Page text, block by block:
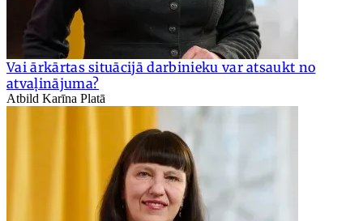
Vai ārkārtas situācijā darbinieku var atsaukt no
atvaļinājuma?
Atbild Karīna Platā